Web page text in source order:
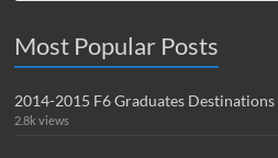
Most Popular Posts
2014-2015 F6 Graduates Destinations
2.8k views